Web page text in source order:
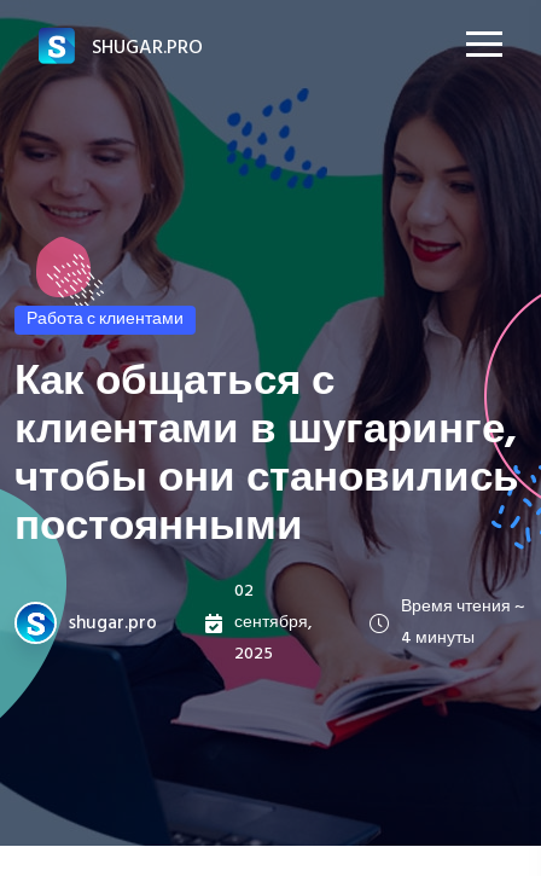
SHUGAR.PRO
Работа с клиентами
Как общаться с
клиентами в шугаринге,
чтобы они становились
постоянными
shugar.pro
02
сентября,
2025
Время чтения ~
4 минуты